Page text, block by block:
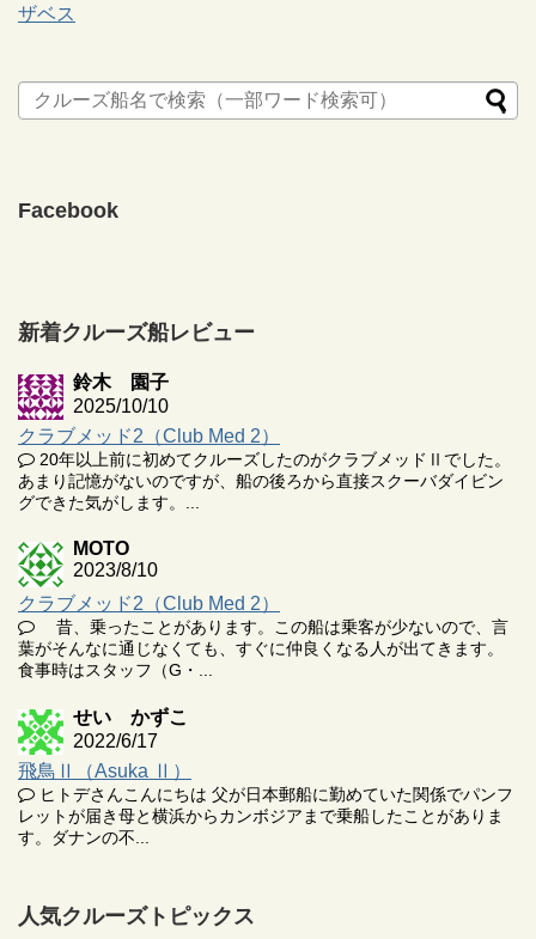
ザベス
Facebook
新着クルーズ船レビュー
鈴木 園子
2025/10/10
クラブメッド2（Club Med 2）
20年以上前に初めてクルーズしたのがクラブメッドⅡでした。
あまり記憶がないのですが、船の後ろから直接スクーバダイビン
グできた気がします。...
MOTO
2023/8/10
クラブメッド2（Club Med 2）
昔、乗ったことがあります。この船は乗客が少ないので、言
葉がそんなに通じなくても、すぐに仲良くなる人が出てきます。
食事時はスタッフ（G・...
せい かずこ
2022/6/17
飛鳥Ⅱ（Asuka Ⅱ）
ヒトデさんこんにちは 父が日本郵船に勤めていた関係でパンフ
レットが届き母と横浜からカンボジアまで乗船したことがありま
す。ダナンの不...
人気クルーズトピックス